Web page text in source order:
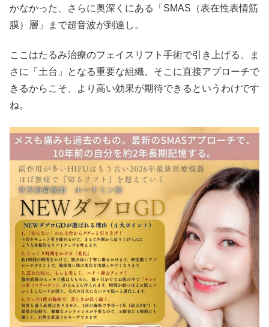
かなかった、さらに奥深くにある「SMAS（表在性表情筋
膜）層」まで超音波が到達し。
ここはたるみ治療のフェイスリフト手術で引き上げる、ま
さに「土台」となる重要な組織。そこに直接アプローチで
きるからこそ、より高い効果が期待できるというわけです
ね。